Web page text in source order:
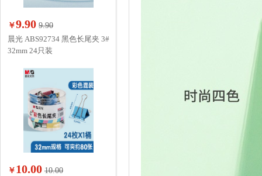
￥9.90 9.90
晨光 ABS92734 黑色长尾夹 3#
32mm 24只装
￥ 10.00 10.00